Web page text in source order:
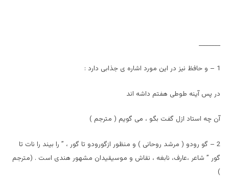
_______
1 – و حافظ نیز در این مورد اشاره ی جذابی دارد :
در پس آینه طوطی هفتم داشه اند
آن چه استاد ازل گفت بگو ، می گویم ( مترجم )
2 – گو رودو ( مرشد روحانی ) و منظور ازگورودو تا گور ، ” را بیند را نات تا
گور ” شاعر ،عارف، نابغه ، نقاش و موسیقیدان مشهور هندی است . (مترجم
)